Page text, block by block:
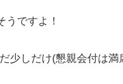
うですよ！
少しだけ(懇親会付は